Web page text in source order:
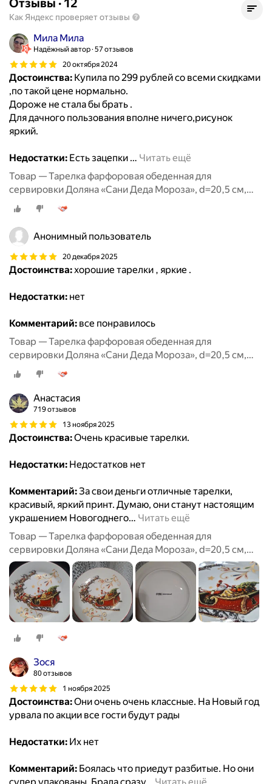
Отзывы · 12
Как Яндекс проверяет отзывы
Мила Мила
Надёжный автор 57 отзывов
20 октября 2024
Достоинства: Купила по 299 рублей со всеми скидками
,по такой цене нормально.
Дороже не стала бы брать .
Для дачного пользования вполне ничего,рисунок
яркий.
Недостатки: Есть зацепки … Читать ещё
Товар — Тарелка фарфоровая обеденная для
сервировки Доляна «Сани Деда Мороза», d=20,5 см,
новогодняя
Анонимный пользователь
20 декабря 2025
Достоинства:хорошие тарелки , яркие .
Недостатки: нет
Комментарий: все понравилось
Товар — Тарелка фарфоровая обеденная для
сервировки Доляна «Сани Деда Мороза», d=20,5 см,
новогодняя
Анастасия
719 отзывов
13 ноября 2025
Достоинства:Очень красивые тарелки.
Недостатки: Недостатков нет
Комментарий:За свои деньги отличные тарелки,
красивый, яркий принт. Думаю, они станут настоящим
украшением Новогоднего… Читать ещё
Товар — Тарелка фарфоровая обеденная для
сервировки Доляна «Сани Деда Мороза», d=20,5 см,
новогодняя
Зося
80 отзывов
1 ноября 2025
Достоинства:Они очень очень классные. На Новый год
урвала по акции все гости будут рады
Недостатки: Их нет
Комментарий: Боялась что приедут разбитые. Но они